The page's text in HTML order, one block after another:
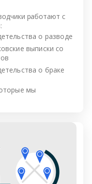
работают с
о разводе
выписки со
о браке
мы